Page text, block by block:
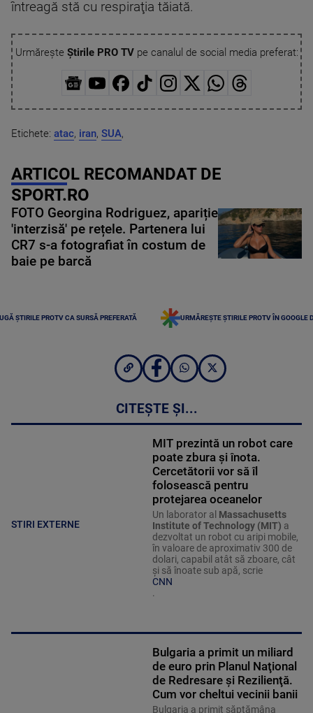
întreagă stă cu respiraţia tăiată.
Urmărește Știrile PRO TVpe canalul de social media preferat:
Etichete: atac, iran, SUA,
ARTICOL RECOMANDAT DE
SPORT.RO
FOTO Georgina Rodriguez, apariție
'interzisă' pe rețele. Partenera lui
CR7 s-a fotografiat în costum de
baie pe barcă
ȘTIRILE PROTV CA SURSĂ PREFERATĂ URMĂREȘTE ȘTIRILE PROTV ÎN GOOGLE
CITEȘTE ȘI...
STIRI EXTERNE
MIT prezintă un robot care
poate zbura și înota.
Cercetătorii vor să îl
folosească pentru
protejarea oceanelor
Un laborator al Massachusetts
Institute of Technology (MIT) a
dezvoltat un robot cu aripi mobile,
în valoare de aproximativ 300 de
dolari, capabil atât să zboare, cât
și să înoate sub apă, scrie
CNN
.
Bulgaria a primit un miliard
de euro prin Planul Naţional
de Redresare şi Rezilienţă.
Cum vor cheltui vecinii banii
Bulgaria a primit săptămâna